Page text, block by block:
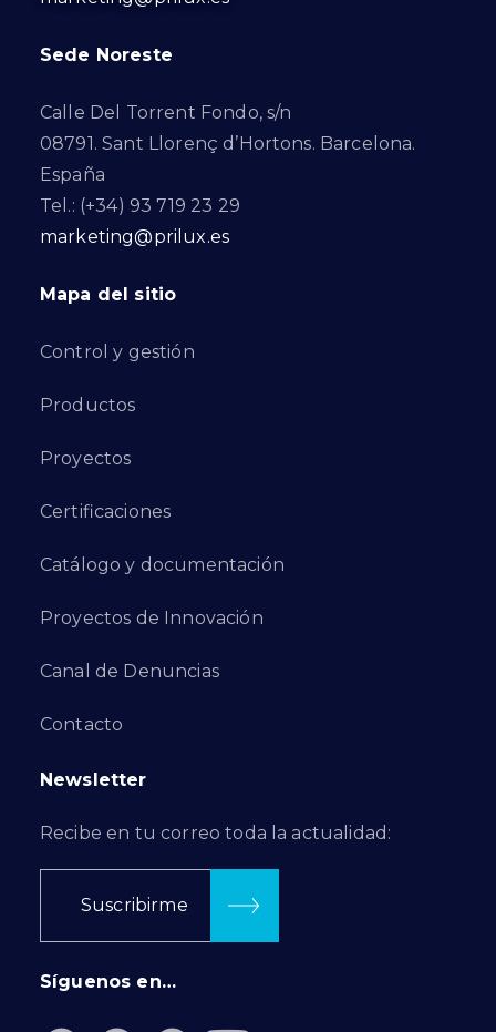
Sede Noreste
Calle Del Torrent Fondo, s/n
08791. Sant Llorenç d’Hortons. Barcelona.
España
Tel.: (+34) 93 719 23 29
marketing@prilux.es
Mapa del sitio
Control y gestión
Productos
Proyectos
Certificaciones
Catálogo y documentación
Proyectos de Innovación
Canal de Denuncias
Contacto
Newsletter
Recibe en tu correo toda la actualidad:
Suscribirme
Síguenos en…